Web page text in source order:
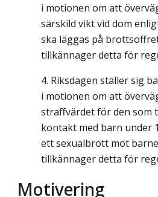
i motionen om att
särskild vikt vid dom
ska läggas på
tillkännager detta för
Riksdagen ställer sig
i motionen om att
straffvärdet för den som
kontakt med barn under
ett sexualbrott mot
tillkännager detta för
Motivering